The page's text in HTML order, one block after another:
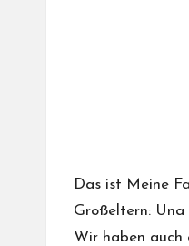
Das ist Meine
Großeltern: Una
Wir haben auch